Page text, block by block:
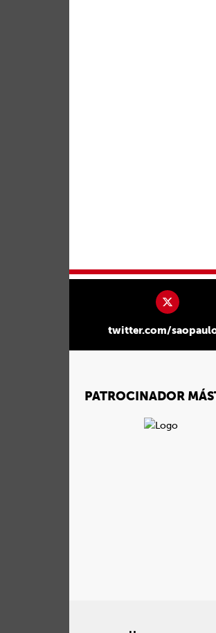
twitter.com/
PATROCINADOR